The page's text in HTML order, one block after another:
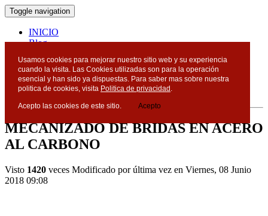
Toggle navigation
INICIO
Blog
Blog
MECANIZADO DE BRIDAS EN ACERO
AL CARBONO
Visto 1420 veces Modificado por última vez en Viernes, 08 Junio
2018 09:08
Usamos cookies para mejorar nuestro sitio web y su experiencia
cuando la visita. Las Cookies utilizadas son para la operación
esencial y han sido ya dispuestas. Para saber mas sobre nuestra
politica de cookies, visita Politica de privacidad .
Acepto las cookies de este sitio. Acepto